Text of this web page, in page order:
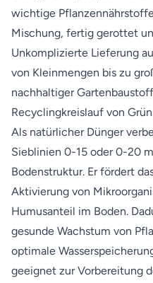
wichtige
Mischung, fertig gerottet
Unkomplizierte Lieferung
von Kleinmengen bis zu
nachhaltiger
Recyclingkreislauf von
Als natürlicher Dünger
Sieblinien 0-15 oder 0-20
Bodenstruktur. Er fördert
Aktivierung von
Humusanteil im Boden.
gesunde Wachstum von
optimale
geeignet zur Vorbereitung